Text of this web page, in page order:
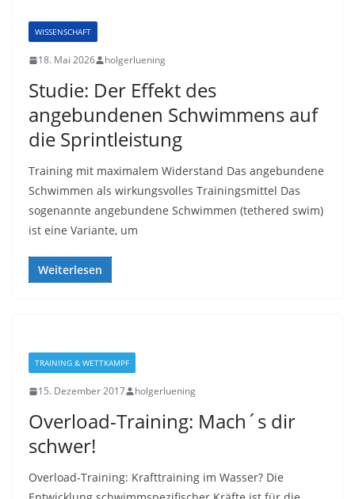
WISSENSCHAFT
18. Mai 2026 holgerluening
Studie: Der Effekt des
angebundenen Schwimmens auf
die Sprintleistung
Training mit maximalem Widerstand Das angebundene
Schwimmen als wirkungsvolles Trainingsmittel Das
sogenannte angebundene Schwimmen (tethered swim)
ist eine Variante, um
Weiterlesen
TRAINING & WETTKAMPF
15. Dezember 2017 holgerluening
Overload-Training: Mach´s dir
schwer!
Overload-Training: Krafttraining im Wasser? Die